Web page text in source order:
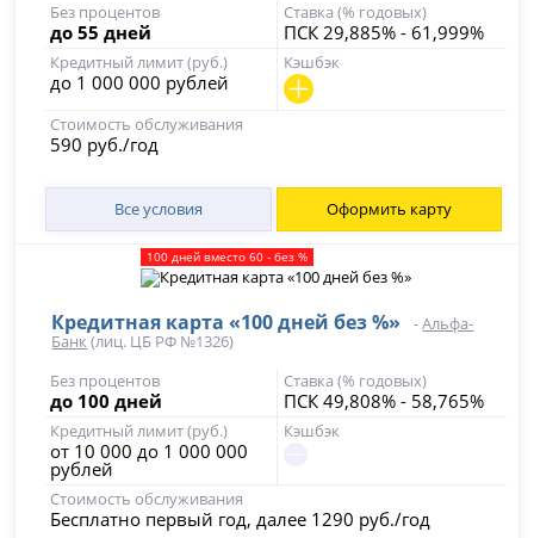
Без процентов
до 55 дней
Ставка (% годовых)
ПСК 29,885% - 61,999%
Кредитный лимит (руб.)
до 1 000 000 рублей
Кэшбэк
Стоимость обслуживания
590 руб./год
Все условия Оформить карту
100 дней вместо 60 - без %
Кредитная карта «100 дней без %» -Альфа-
Банк (лиц. ЦБ РФ №1326)
Без процентов
до 100 дней
Ставка (% годовых)
ПСК 49,808% - 58,765%
Кредитный лимит (руб.)
от 10 000 до 1 000 000
рублей
Кэшбэк
Стоимость обслуживания
Бесплатно первый год, далее 1290 руб./год